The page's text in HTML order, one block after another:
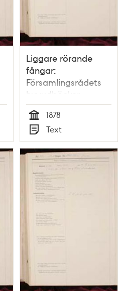
Liggare rörande
fångar:
Församlingsrådets
huvudböcker
(biografiböcker),
volym 3
Tid
1878
Typ
Text